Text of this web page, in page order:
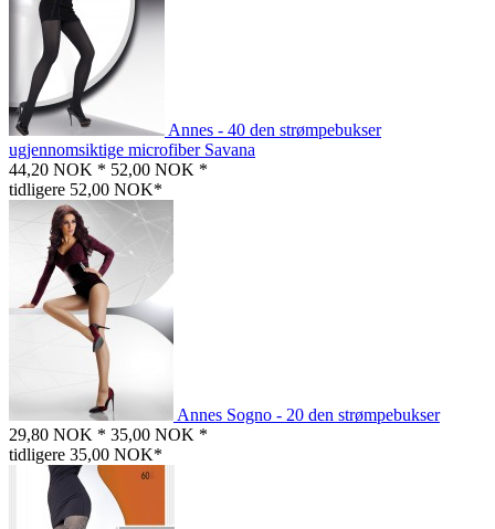
Annes - 40 den strømpebukser
ugjennomsiktige microfiber Savana
44,20 NOK * 52,00 NOK *
tidligere 52,00 NOK*
Annes Sogno - 20 den strømpebukser
29,80 NOK * 35,00 NOK *
tidligere 35,00 NOK*